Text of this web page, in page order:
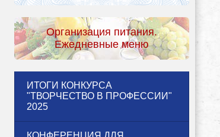
Организация питания.
Ежедневные меню
ИТОГИ КОНКУРСА
"ТВОРЧЕСТВО В ПРОФЕССИИ"
2025